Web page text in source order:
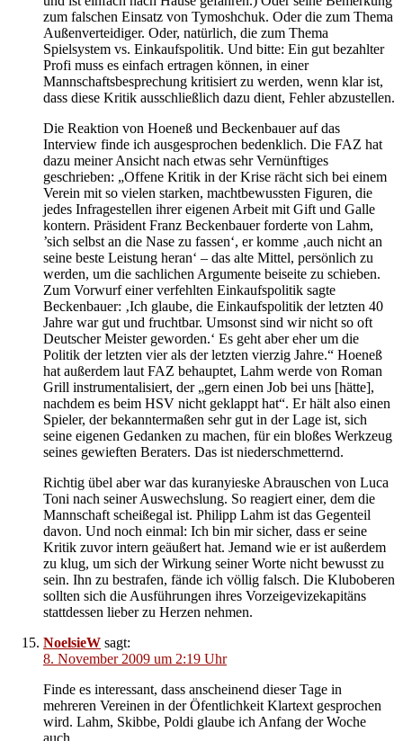
zum falschen Einsatz von Tymoshchuk. Oder die zum Thema
Außenverteidiger. Oder, natürlich, die zum Thema
Spielsystem vs. Einkaufspolitik. Und bitte: Ein gut bezahlter
Profi muss es einfach ertragen können, in einer
Mannschaftsbesprechung kritisiert zu werden, wenn klar ist,
dass diese Kritik ausschließlich dazu dient, Fehler abzustellen.
Die Reaktion von Hoeneß und Beckenbauer auf das
Interview finde ich ausgesprochen bedenklich. Die FAZ hat
dazu meiner Ansicht nach etwas sehr Vernünftiges
geschrieben: „Offene Kritik in der Krise rächt sich bei einem
Verein mit so vielen starken, machtbewussten Figuren, die
jedes Infragestellen ihrer eigenen Arbeit mit Gift und Galle
kontern. Präsident Franz Beckenbauer forderte von Lahm,
’sich selbst an die Nase zu fassen‘, er komme ‚auch nicht an
seine beste Leistung heran‘ – das alte Mittel, persönlich zu
werden, um die sachlichen Argumente beiseite zu schieben.
Zum Vorwurf einer verfehlten Einkaufspolitik sagte
Beckenbauer: ‚Ich glaube, die Einkaufspolitik der letzten 40
Jahre war gut und fruchtbar. Umsonst sind wir nicht so oft
Deutscher Meister geworden.‘ Es geht aber eher um die
Politik der letzten vier als der letzten vierzig Jahre.“ Hoeneß
hat außerdem laut FAZ behauptet, Lahm werde von Roman
Grill instrumentalisiert, der „gern einen Job bei uns [hätte],
nachdem es beim HSV nicht geklappt hat“. Er hält also einen
Spieler, der bekanntermaßen sehr gut in der Lage ist, sich
seine eigenen Gedanken zu machen, für ein bloßes Werkzeug
seines gewieften Beraters. Das ist niederschmetternd.
Richtig übel aber war das kuranyieske Abrauschen von Luca
Toni nach seiner Auswechslung. So reagiert einer, dem die
Mannschaft scheißegal ist. Philipp Lahm ist das Gegenteil
davon. Und noch einmal: Ich bin mir sicher, dass er seine
Kritik zuvor intern geäußert hat. Jemand wie er ist außerdem
zu klug, um sich der Wirkung seiner Worte nicht bewusst zu
sein. Ihn zu bestrafen, fände ich völlig falsch. Die Kluboberen
sollten sich die Ausführungen ihres Vorzeigevizekapitäns
stattdessen lieber zu Herzen nehmen.
NoelsieW sagt:
8. November 2009 um 2:19 Uhr
Finde es interessant, dass anscheinend dieser Tage in
mehreren Vereinen in der Öfentlichkeit Klartext gesprochen
wird. Lahm, Skibbe, Poldi glaube ich Anfang der Woche
auch…